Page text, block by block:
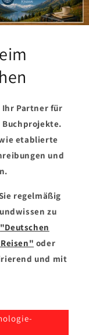
Ihr Partner für
etablierte
und
regelmäßig
zu
"Deutschen
oder
und mit